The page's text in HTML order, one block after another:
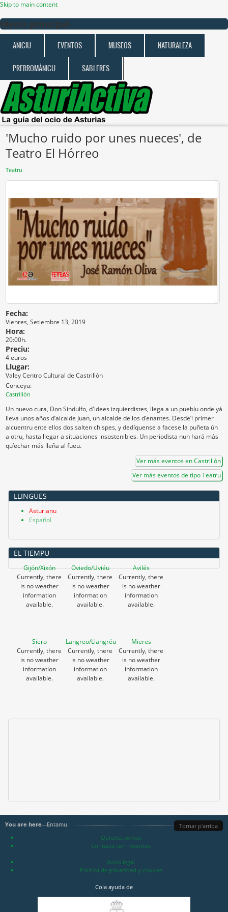
Skip to main content
Menú principal
ANICIU EVENTOS MUSEOS NATURALEZA
PRERROMÁNICU SABLERES
'Mucho ruido por unes nueces', de
Teatro El Hórreo
Teatru
Fecha:
Vienres, Setiembre 13, 2019
Hora:
20:00h.
Preciu:
4 euros
Llugar:
Valey Centro Cultural de Castrillón
Conceyu:
Castrillón
Un nuevo cura, Don Sindulfo, d'idees izquierdistes, llega a un pueblu onde yá
lleva unos años d’alcalde Juan, un alcalde de los d’enantes. Desde’l primer
alcuentru ente ellos dos salten chispes, y dedíquense a facese la puñeta ún
a otru, hasta llegar a situaciones insostenibles. Un periodista nun hará más
qu’echar más lleña al fueu.
Ver más eventos en Castrillón
Ver más eventos de tipo Teatru
LLINGÜES
Asturianu
Español
EL TIEMPU
Gijón/Xixón
Currently, there
is no weather
information
available.
Oviedo/Uviéu
Currently, there
is no weather
information
available.
Avilés
Currently, there
is no weather
information
available.
Siero
Currently, there
is no weather
information
available.
Langreo/Llangréu
Currently, there
is no weather
information
available.
Mieres
Currently, there
is no weather
information
available.
You are here Entamu
Tornar p'arriba
Quienes somos
Contacta con nosotros
Aviso legal
Política de privacidad y cookies
Cola ayuda de